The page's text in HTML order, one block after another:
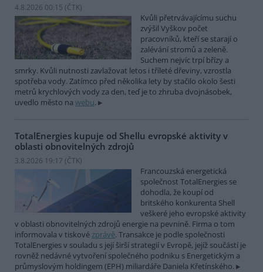
4.8.2026 00:15 (ČTK)
Kvůli přetrvávajícímu suchu
zvýšil Vyškov počet
pracovníků, kteří se starají o
zalévání stromů a zeleně.
Suchem nejvíc trpí břízy a
smrky. Kvůli nutnosti zavlažovat letos i tříleté dřeviny, vzrostla
spotřeba vody. Zatímco před několika lety by stačilo okolo šesti
metrů krychlových vody za den, teď je to zhruba dvojnásobek,
uvedlo město na webu.
TotalEnergies kupuje od Shellu evropské aktivity v
oblasti obnovitelných zdrojů
3.8.2026 19:17 (ČTK)
Francouzská energetická
společnost TotalEnergies se
dohodla, že koupí od
britského konkurenta Shell
veškeré jeho evropské aktivity
v oblasti obnovitelných zdrojů energie na pevnině. Firma o tom
informovala v tiskovézprávě. Transakce je podle společnosti
TotalEnergies v souladu s její širší strategií v Evropě, jejíž součástí je
rovněž nedávné vytvoření společného podniku s Energetickým a
průmyslovým holdingem (EPH) miliardáře Daniela Křetínského.